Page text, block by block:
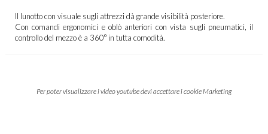
Il lunotto con visuale sugli attrezzi dà grande visibilità posteriore.
Con comandi ergonomici e oblò anteriori con vista sugli pneumatici, il
controllo del mezzo è a 360° in tutta comodità.
Per poter visualizzare i video youtube devi accettare i cookie Marketing